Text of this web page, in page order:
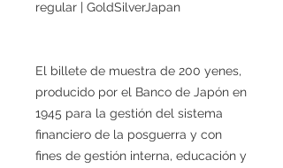
regular | GoldSilverJapan
El billete de muestra de 200 yenes,
producido por el Banco de Japón en
1945 para la gestión del sistema
financiero de la posguerra y con
fines de gestión interna, educación y